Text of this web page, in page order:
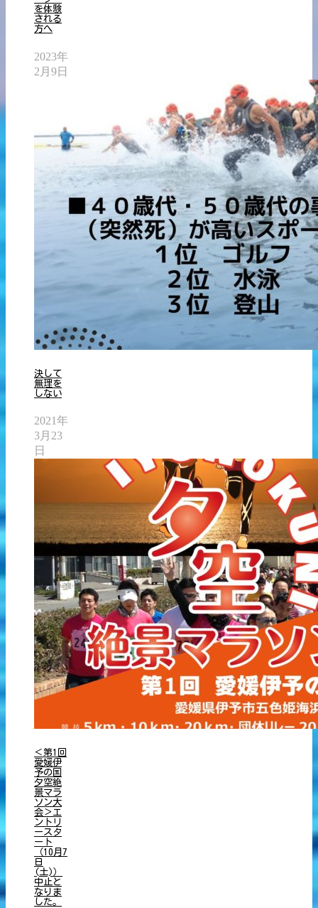
を体験
される
方へ
2023年
2月9日
決して
無理を
しない
2021年
3月23
日
＜第1回
愛媛伊
予の国
夕空絶
景マラ
ソン大
会＞エ
ントリ
ースタ
ート
（10月7
日
(土)）
中止と
なりま
した。